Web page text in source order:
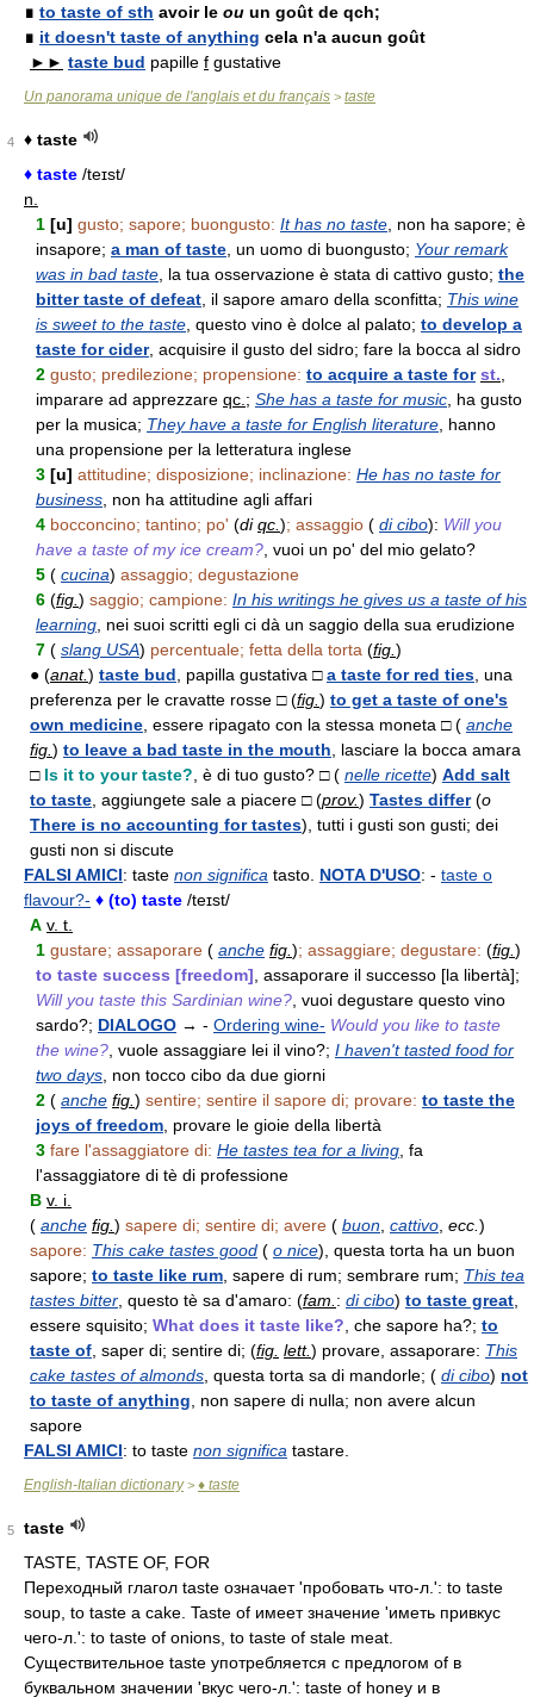
∎ to taste of sth avoir le ou un goût de qch;
∎ it doesn't taste of anything cela n'a aucun goût
►► taste bud papille f gustative
Un panorama unique de l'anglais et du français > taste
4
♦ taste
♦ taste /teɪst/
n.
1 [u] gusto; sapore; buongusto: It has no taste , non ha sapore; è
insapore; a man of taste , un uomo di buongusto; Your remark
was in bad taste , la tua osservazione è stata di cattivo gusto; the
bitter taste of defeat , il sapore amaro della sconfitta; This wine
is sweet to the taste , questo vino è dolce al palato; to develop a
taste for cider, acquisire il gusto del sidro; fare la bocca al sidro
2 gusto; predilezione; propensione: to acquire a taste for st.
imparare ad apprezzare qc. ; She has a taste for music , ha gusto
per la musica; They have a taste for English literature , hanno
una propensione per la letteratura inglese
3 [u] attitudine; disposizione; inclinazione: He has no taste for
business , non ha attitudine agli affari
4 bocconcino; tantino; po' (diqc. ); assaggio ( di cibo): Will you
have a taste of my ice cream? , vuoi un po' del mio gelato?
5 ( cucina) assaggio; degustazione
6 (fig. ) saggio; campione: In his writings he gives us a taste of his
learning , nei suoi scritti egli ci dà un saggio della sua erudizione
7 ( slang USA) percentuale; fetta della torta (fig. )
● (anat.) taste bud , papilla gustativa □a taste for red ties , una
preferenza per le cravatte rosse □ (fig. ) to get a taste of one's
own medicine , essere ripagato con la stessa moneta □ ( anche
fig. ) to leave a bad taste in the mouth , lasciare la bocca amara
□ Is it to your taste? , è di tuo gusto? □ ( nelle ricette) Add salt
to taste , aggiungete sale a piacere □ (prov.) Tastes differ(o
There is no accounting for tastes), tutti i gusti son gusti; dei
gusti non si discute
FALSI AMICI: taste non significa tasto. NOTA D'USO: - taste o
flavour?- ♦ (to) taste /teɪst/
A v. t.
1 gustare; assaporare ( anche fig. ); assaggiare; degustare: (fig. )
to taste success [freedom] , assaporare il successo [la libertà];
Will you taste this Sardinian wine? , vuoi degustare questo vino
sardo?; DIALOGO → - Ordering wine- Would you like to taste
the wine? , vuole assaggiare lei il vino?; I haven't tasted food for
two days , non tocco cibo da due giorni
2 ( anche fig. ) sentire; sentire il sapore di; provare: to taste the
joys of freedom , provare le gioie della libertà
3 fare l'assaggiatore di: He tastes tea for a living , fa
l'assaggiatore di tè di professione
B v. i.
( anche fig. ) sapere di; sentire di; avere ( buon cattivo ecc. )
sapore: This cake tastes good ( o nice), questa torta ha un buon
sapore; to taste like rum , sapere di rum; sembrare rum; This tea
tastes bitter , questo tè sa d'amaro: (fam. : di cibo) to taste great
essere squisito; What does it taste like? , che sapore ha?; to
taste of , saper di; sentire di; (fig. lett.) provare, assaporare: This
cake tastes of almonds , questa torta sa di mandorle; ( di cibo) not
to taste of anything , non sapere di nulla; non avere alcun
sapore
FALSI AMICI: to taste non significa tastare.
English-Italian dictionary> ♦ taste
5
taste
TASTE, TASTE OF, FOR
Переходный глагол taste означает 'пробовать что-л.': to taste
soup, to taste a cake. Taste of имеет значение 'иметь привкус
чего-л.': to taste of onions, to taste of stale meat.
Существительное taste употребляется с предлогом of в
буквальном значении 'вкус чего-л.': taste of honey и в